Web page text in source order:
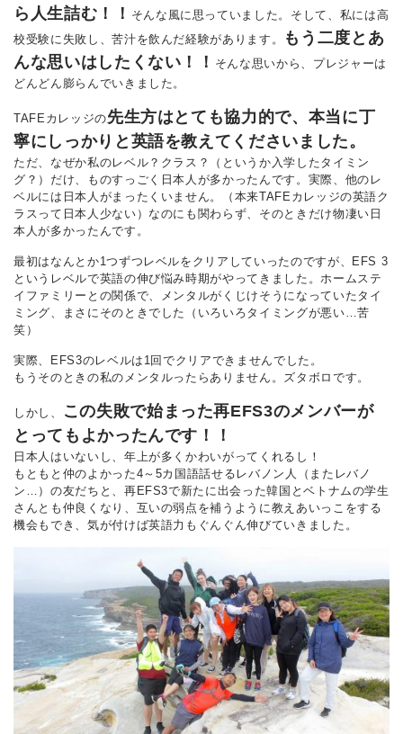
ら人生詰む！！ そんな風に思っていました。そして、私には高
校受験に失敗し、苦汁を飲んだ経験があります。
もう二度とあ
んな思いはしたくない！！ そんな思いから、プレジャーは
どんどん膨らんでいきました。
TAFEカレッジの先生方はとても協力的で、本当に丁
寧にしっかりと英語を教えてくださいました。
ただ、なぜか私のレベル？クラス？（というか入学したタイミン
グ？）だけ、ものすっごく日本人が多かったんです。実際、他のレ
ベルには日本人がまったくいません。（本来TAFEカレッジの英語ク
ラスって日本人少ない）なのにも関わらず、そのときだけ物凄い日
本人が多かったんです。
最初はなんとか1つずつレベルをクリアしていったのですが、EFS 3
というレベルで英語の伸び悩み時期がやってきました。ホームステ
イファミリーとの関係で、メンタルがくじけそうになっていたタイ
ミング、まさにそのときでした（いろいろタイミングが悪い…苦
笑）
実際、EFS3のレベルは1回でクリアできませんでした。
もうそのときの私のメンタルったらありません。ズタボロです。
しかし、
この失敗で始まった再EFS3のメンバーが
とってもよかったんです！！
日本人はいないし、年上が多くかわいがってくれるし！
もともと仲のよかった4～5カ国語話せるレバノン人（またレバノ
ン…）の友だちと、再EFS3で新たに出会った韓国とベトナムの学生
さんとも仲良くなり、互いの弱点を補うように教えあいっこをする
機会もでき、気が付けば英語力もぐんぐん伸びていきました。